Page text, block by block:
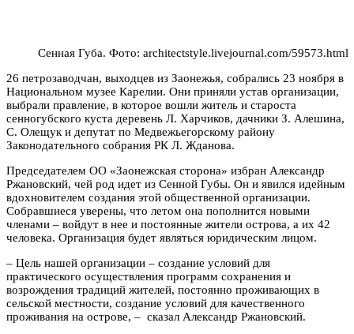
Сенная Губа. Фото: architectstyle.livejournal.com/59573.html
26 петрозаводчан, выходцев из Заонежья, собрались 23 ноября в
Национальном музее Карелии. Они приняли устав организации,
выбрали правление, в которое вошли житель и староста
сенногубского куста деревень Л. Харчиков, дачники З. Алешина,
С. Олещук и депутат по Медвежьегорскому району
Законодательного собрания РК Л. Жданова.
Председателем ОО «Заонежская сторона» избран Александр
Ржановский, чей род идет из Сенной Губы. Он и явился идейным
вдохновителем создания этой общественной организации.
Собравшиеся уверены, что летом она пополнится новыми
членами – войдут в нее и постоянные жители острова, а их 42
человека. Организация будет являться юридическим лицом.
– Цель нашей организации – создание условий для
практического осуществления программ сохранения и
возрождения традиций жителей, постоянно проживающих в
сельской местности, создание условий для качественного
проживания на острове, – сказал Александр Ржановский.